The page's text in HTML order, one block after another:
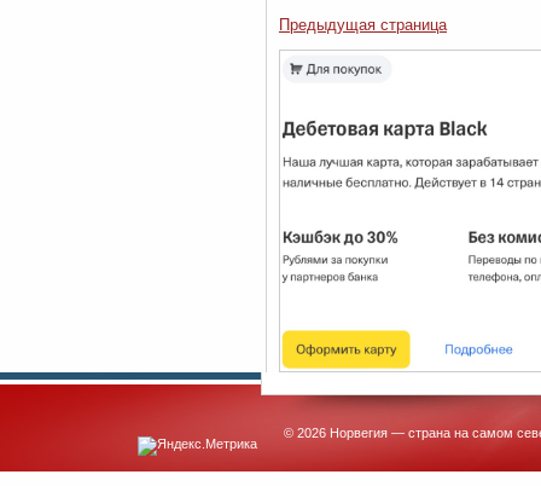
Предыдущая страница
© 2026 Норвегия — страна на самом